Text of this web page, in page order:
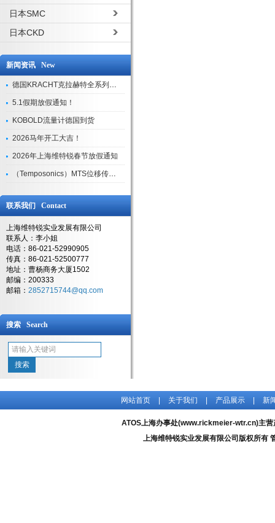
日本SMC
日本CKD
新闻资讯 New
德国KRACHT克拉赫特全系列现货库存
5.1假期放假通知！
KOBOLD流量计德国到货
2026马年开工大吉！
2026年上海维特锐春节放假通知
（Temposonics）MTS位移传感器现货库存型号
联系我们 Contact
上海维特锐实业发展有限公司
联系人：李小姐
电话：86-021-52990905
传真：86-021-52500777
地址：曹杨商务大厦1502
邮编：200333
邮箱： 2852715744@qq.com
搜索 Search
网站首页 关于我们 产品展示 新
ATOS上海办事处(www.rickmeier-wtr.cn)主营
上海维特锐实业发展有限公司版权所有